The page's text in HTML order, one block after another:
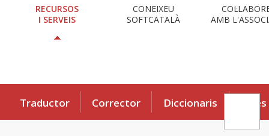
RECURSOS
I SERVEIS
CONEIXEU
SOFTCATALÀ
AMB
Traductor Corrector Diccionaris Eines